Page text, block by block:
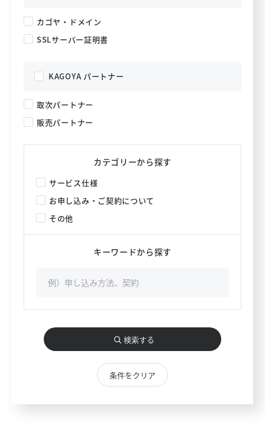
カゴヤ・ドメイン
SSLサーバー証明書
KAGOYA パートナー
取次パートナー
販売パートナー
カテゴリーから探す
サービス仕様
お申し込み・ご契約について
その他
キーワードから探す
検索する
条件をクリア